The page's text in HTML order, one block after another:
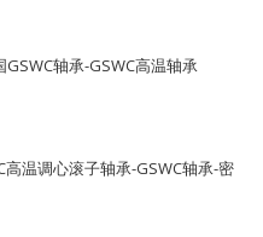
GSWC轴承-GSWC高温轴承
温调心滚子轴承-GSWC轴承-密